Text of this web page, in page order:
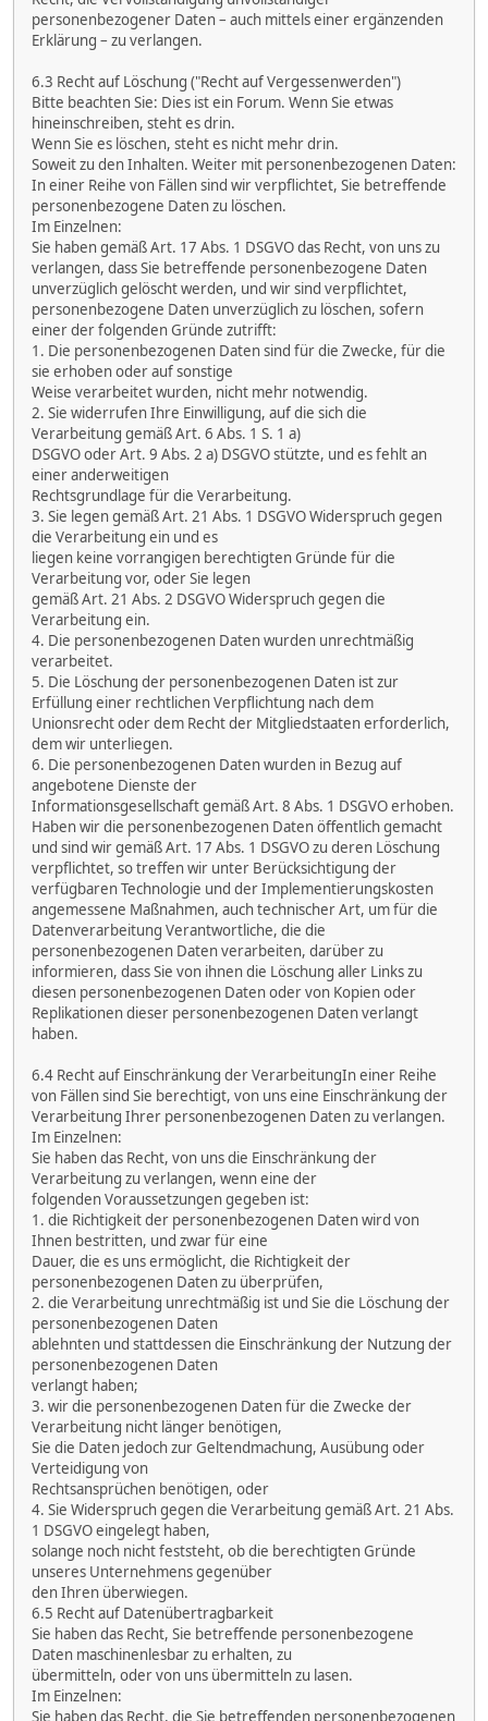
personenbezogener Daten – auch mittels einer ergänzenden
Erklärung – zu verlangen.
6.3 Recht auf Löschung ("Recht auf Vergessenwerden")
Bitte beachten Sie: Dies ist ein Forum. Wenn Sie etwas
hineinschreiben, steht es drin.
Wenn Sie es löschen, steht es nicht mehr drin.
Soweit zu den Inhalten. Weiter mit personenbezogenen Daten:
In einer Reihe von Fällen sind wir verpflichtet, Sie betreffende
personenbezogene Daten zu löschen.
Im Einzelnen:
Sie haben gemäß Art. 17 Abs. 1 DSGVO das Recht, von uns zu
verlangen, dass Sie betreffende personenbezogene Daten
unverzüglich gelöscht werden, und wir sind verpflichtet,
personenbezogene Daten unverzüglich zu löschen, sofern
einer der folgenden Gründe zutrifft:
1. Die personenbezogenen Daten sind für die Zwecke, für die
sie erhoben oder auf sonstige
Weise verarbeitet wurden, nicht mehr notwendig.
2. Sie widerrufen Ihre Einwilligung, auf die sich die
Verarbeitung gemäß Art. 6 Abs. 1 S. 1 a)
DSGVO oder Art. 9 Abs. 2 a) DSGVO stützte, und es fehlt an
einer anderweitigen
Rechtsgrundlage für die Verarbeitung.
3. Sie legen gemäß Art. 21 Abs. 1 DSGVO Widerspruch gegen
die Verarbeitung ein und es
liegen keine vorrangigen berechtigten Gründe für die
Verarbeitung vor, oder Sie legen
gemäß Art. 21 Abs. 2 DSGVO Widerspruch gegen die
Verarbeitung ein.
4. Die personenbezogenen Daten wurden unrechtmäßig
verarbeitet.
5. Die Löschung der personenbezogenen Daten ist zur
Erfüllung einer rechtlichen Verpflichtung nach dem
Unionsrecht oder dem Recht der Mitgliedstaaten erforderlich,
dem wir unterliegen.
6. Die personenbezogenen Daten wurden in Bezug auf
angebotene Dienste der
Informationsgesellschaft gemäß Art. 8 Abs. 1 DSGVO erhoben.
Haben wir die personenbezogenen Daten öffentlich gemacht
und sind wir gemäß Art. 17 Abs. 1 DSGVO zu deren Löschung
verpflichtet, so treffen wir unter Berücksichtigung der
verfügbaren Technologie und der Implementierungskosten
angemessene Maßnahmen, auch technischer Art, um für die
Datenverarbeitung Verantwortliche, die die
personenbezogenen Daten verarbeiten, darüber zu
informieren, dass Sie von ihnen die Löschung aller Links zu
diesen personenbezogenen Daten oder von Kopien oder
Replikationen dieser personenbezogenen Daten verlangt
haben.
6.4 Recht auf Einschränkung der VerarbeitungIn einer Reihe
von Fällen sind Sie berechtigt, von uns eine Einschränkung der
Verarbeitung Ihrer personenbezogenen Daten zu verlangen.
Im Einzelnen:
Sie haben das Recht, von uns die Einschränkung der
Verarbeitung zu verlangen, wenn eine der
folgenden Voraussetzungen gegeben ist:
1. die Richtigkeit der personenbezogenen Daten wird von
Ihnen bestritten, und zwar für eine
Dauer, die es uns ermöglicht, die Richtigkeit der
personenbezogenen Daten zu überprüfen,
2. die Verarbeitung unrechtmäßig ist und Sie die Löschung der
personenbezogenen Daten
ablehnten und stattdessen die Einschränkung der Nutzung der
personenbezogenen Daten
verlangt haben;
3. wir die personenbezogenen Daten für die Zwecke der
Verarbeitung nicht länger benötigen,
Sie die Daten jedoch zur Geltendmachung, Ausübung oder
Verteidigung von
Rechtsansprüchen benötigen, oder
4. Sie Widerspruch gegen die Verarbeitung gemäß Art. 21 Abs.
1 DSGVO eingelegt haben,
solange noch nicht feststeht, ob die berechtigten Gründe
unseres Unternehmens gegenüber
den Ihren überwiegen.
6.5 Recht auf Datenübertragbarkeit
Sie haben das Recht, Sie betreffende personenbezogene
Daten maschinenlesbar zu erhalten, zu
übermitteln, oder von uns übermitteln zu lasen.
Im Einzelnen:
Sie haben das Recht, die Sie betreffenden personenbezogenen